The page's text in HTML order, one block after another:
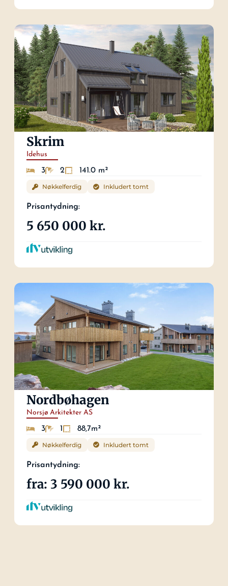
Skrim
Idehus
3 2 141.0 m²
Nøkkelferdig Inkludert tomt
Prisantydning:
5 650 000 kr.
Nordbøhagen
Norsjø Arkitekter AS
3 1 88,7m²
Nøkkelferdig Inkludert tomt
Prisantydning:
fra: 3 590 000 kr.